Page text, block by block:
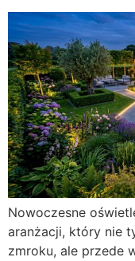
Nowoczesne
aranżacji, który nie
zmroku, ale przede